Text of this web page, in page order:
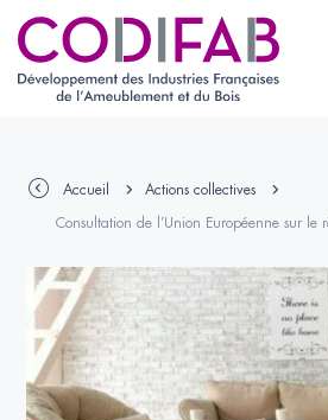
Accueil Actions collectives
Consultation de l’Union Européenne sur le